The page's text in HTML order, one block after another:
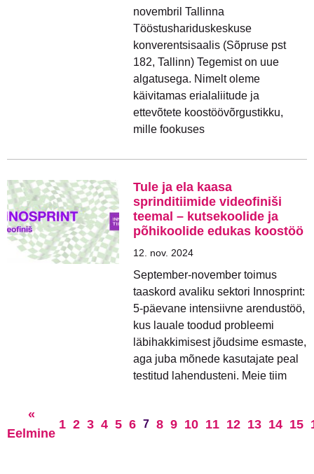
novembril Tallinna
Tööstushariduskeskuse
konverentsisaalis (Sõpruse pst
182, Tallinn) Tegemist on uue
algatusega. Nimelt oleme
käivitamas erialaliitude ja
ettevõtete koostöövõrgustikku,
mille fookuses
Tule ja ela kaasa
sprinditiimide videofiniši
teemal – kutsekoolide ja
põhikoolide edukas koostöö
12. nov. 2024
September-november toimus
taaskord avaliku sektori Innosprint:
5-päevane intensiivne arendustöö,
kus lauale toodud probleemi
läbihakkimisest jõudsime esmaste,
aga juba mõnede kasutajate peal
testitud lahendusteni. Meie tiim
«
Eelmine
1 2 3 4 5 6 7 8 9 10 11 12 13 14 15